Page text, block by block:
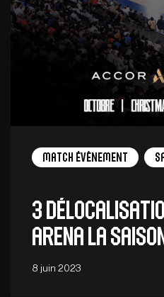
Match Évènement
3
Arena la
8 juin 2023